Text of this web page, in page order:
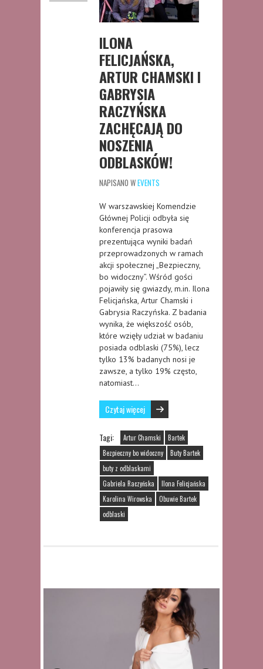
ILONA
FELICJAŃSKA,
ARTUR CHAMSKI I
GABRYSIA
RACZYŃSKA
ZACHĘCAJĄ DO
NOSZENIA
ODBLASKÓW!
NAPISANO WEVENTS
W warszawskiej Komendzie
Głównej Policji odbyła się
konferencja prasowa
prezentująca wyniki badań
przeprowadzonych w ramach
akcji społecznej „Bezpieczny,
bo widoczny”. Wśród gości
pojawiły się gwiazdy, m.in. Ilona
Felicjańska, Artur Chamski i
Gabrysia Raczyńska. Z badania
wynika, że większość osób,
które wzięły udział w badaniu
posiada odblaski (75%), lecz
tylko 13% badanych nosi je
zawsze, a tylko 19% często,
natomiast…
Czytaj więcej
Tagi: Artur Chamski
Bartek
Bezpieczny bo widoczny
Buty Bartek
buty z odblaskami
Gabriela Raczyńska
Ilona Felicjańska
Karolina Wirowska
Obuwie Bartek
odblaski